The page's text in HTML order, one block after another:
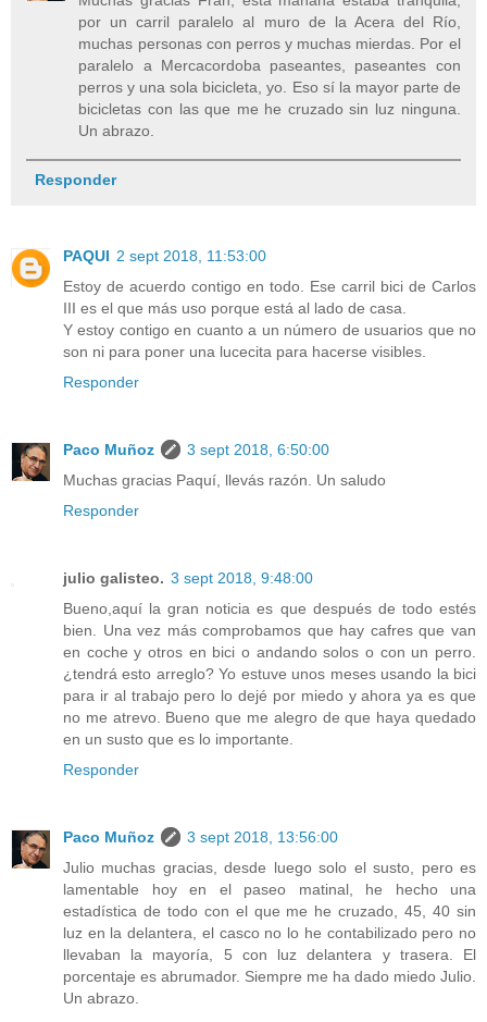
por un carril paralelo al muro de la Acera del Río,
muchas personas con perros y muchas mierdas. Por el
paralelo a Mercacordoba paseantes, paseantes con
perros y una sola bicicleta, yo. Eso sí la mayor parte de
bicicletas con las que me he cruzado sin luz ninguna.
Un abrazo.
Responder
PAQUI 2 sept 2018, 11:53:00
Estoy de acuerdo contigo en todo. Ese carril bici de Carlos
III es el que más uso porque está al lado de casa.
Y estoy contigo en cuanto a un número de usuarios que no
son ni para poner una lucecita para hacerse visibles.
Responder
Paco Muñoz
3 sept 2018, 6:50:00
Muchas gracias Paquí, llevás razón. Un saludo
Responder
julio galisteo. 3 sept 2018, 9:48:00
Bueno,aquí la gran noticia es que después de todo estés
bien. Una vez más comprobamos que hay cafres que van
en coche y otros en bici o andando solos o con un perro.
¿tendrá esto arreglo? Yo estuve unos meses usando la bici
para ir al trabajo pero lo dejé por miedo y ahora ya es que
no me atrevo. Bueno que me alegro de que haya quedado
en un susto que es lo importante.
Responder
Paco Muñoz
3 sept 2018, 13:56:00
Julio muchas gracias, desde luego solo el susto, pero es
lamentable hoy en el paseo matinal, he hecho una
estadística de todo con el que me he cruzado, 45, 40 sin
luz en la delantera, el casco no lo he contabilizado pero no
llevaban la mayoría, 5 con luz delantera y trasera. El
porcentaje es abrumador. Siempre me ha dado miedo Julio.
Un abrazo.